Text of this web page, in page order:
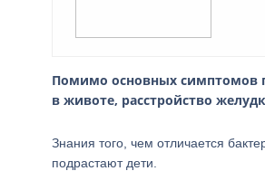
Помимо основных симптомов
в животе, расстройство
Знания того, чем отличается
подрастают дети.